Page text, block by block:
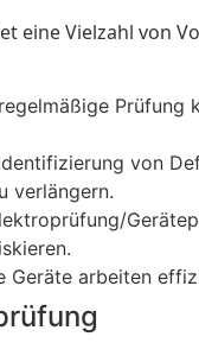
eine Vielzahl von
von
verlängern.
arbeiten